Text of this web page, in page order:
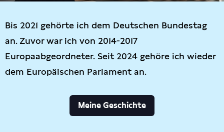
Bis 2021 gehörte ich dem Deutschen Bundestag
an. Zuvor war ich von 2014-2017
Europaabgeordneter. Seit 2024 gehöre ich wieder
dem Europäischen Parlament an.
Meine Geschichte